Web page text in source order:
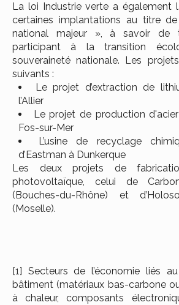
La loi Industrie verte a également
certaines implantations au titre
national majeur », à savoir de
participant à la transition
souveraineté nationale. Les
suivants :
Leprojet d’extraction de
l’Allier
Le projet de production
Fos-sur-Mer
L’usine de recyclage
d’Eastman à Dunkerque
Les deux projets de
photovoltaïque, celui de
(Bouches-du-Rhône) et
(Moselle).
[1]
Secteurs de l’économie liés
bâtiment (matériaux bas-carbone
à chaleur, composants